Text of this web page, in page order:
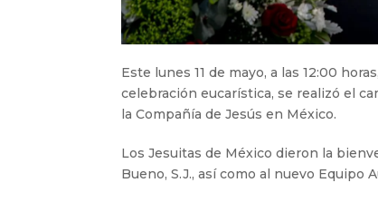
Este lunes 11 de mayo, a las 12:00
celebración eucarística, se realizó el
la Compañía de Jesús en México.
Los Jesuitas de México dieron la
Bueno, S.J., así como al nuevo Equipo